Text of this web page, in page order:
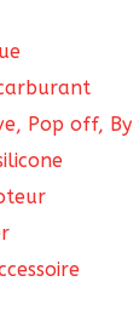
Pop off,